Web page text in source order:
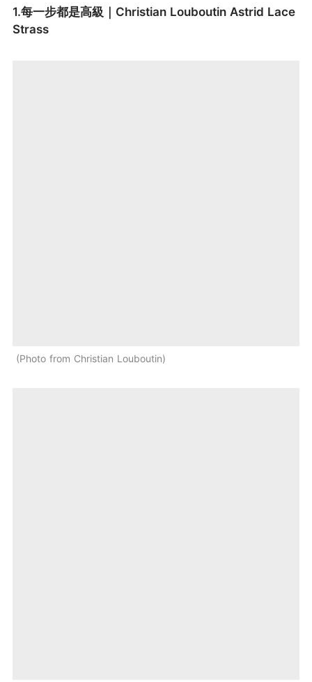
1.每一步都是高級｜Christian Louboutin Astrid Lace
Strass
Photo from Christian Louboutin